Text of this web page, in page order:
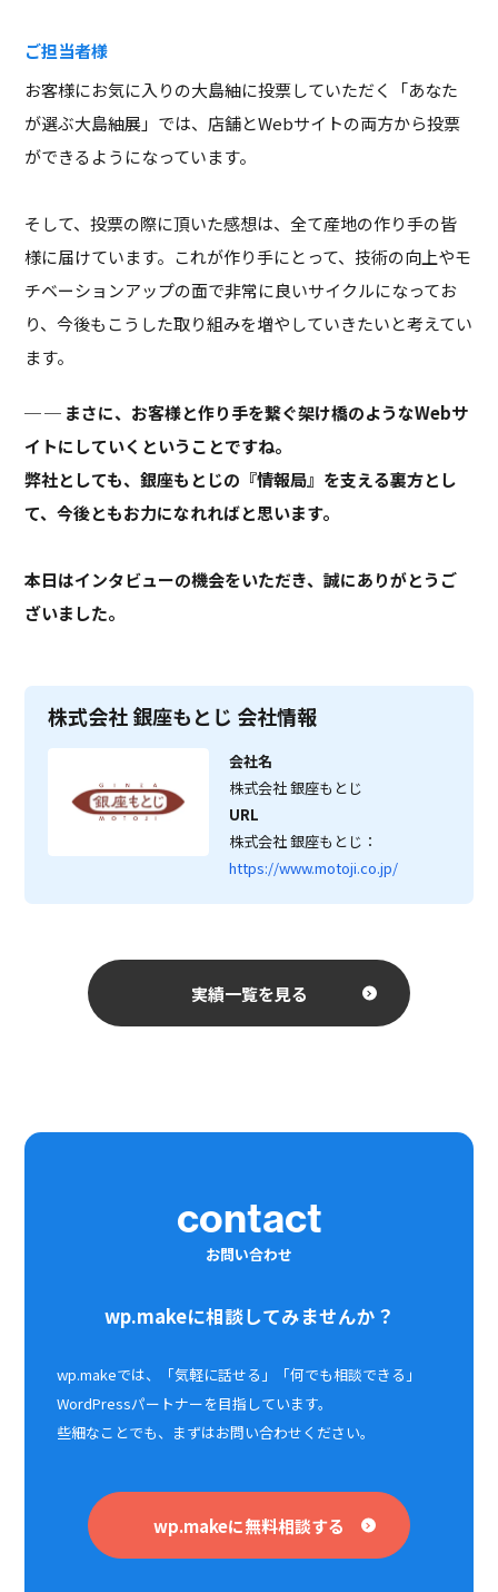
ご担当者様
お客様にお気に入りの大島紬に投票していただく「あなた
が選ぶ大島紬展」では、店舗とWebサイトの両方から投票
ができるようになっています。
そして、投票の際に頂いた感想は、全て産地の作り手の皆
様に届けています。これが作り手にとって、技術の向上やモ
チベーションアップの面で非常に良いサイクルになってお
り、今後もこうした取り組みを増やしていきたいと考えてい
ます。
─ まさに、お客様と作り手を繋ぐ架け橋のようなWebサ
イトにしていくということですね。
弊社としても、銀座もとじの『情報局』を支える裏方とし
て、今後ともお力になれればと思います。
本日はインタビューの機会をいただき、誠にありがとうご
ざいました。
株式会社 銀座もとじ 会社情報
会社名
株式会社 銀座もとじ
URL
株式会社 銀座もとじ：
https://www.motoji.co.jp/
実績一覧を見る
contact
お問い合わせ
wp.makeに相談してみませんか？
wp.makeでは、「気軽に話せる」「何でも相談できる」
WordPressパートナーを目指しています。
些細なことでも、まずはお問い合わせください。
wp.makeに無料相談する